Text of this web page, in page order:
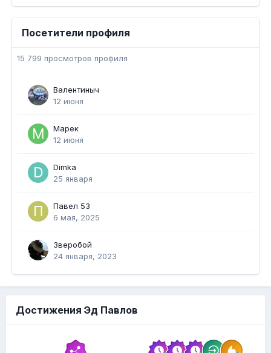
Посетители профиля
15 799 просмотров профиля
Валентиныч
12 июня
Марек
12 июня
Dimka
25 января
Павел 53
6 мая, 2025
Зверобой
24 января, 2023
Достижения Эд Павлов